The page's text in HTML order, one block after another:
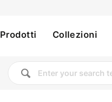
Main
Prodotti Collezioni